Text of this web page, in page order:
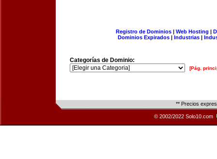
Registro de Dominios| Web Hosting |
Dominios Expirados | Industrias |
Categorías de Dominio:
[Pág.
** Precios
© 2002/2022 Solo10.com